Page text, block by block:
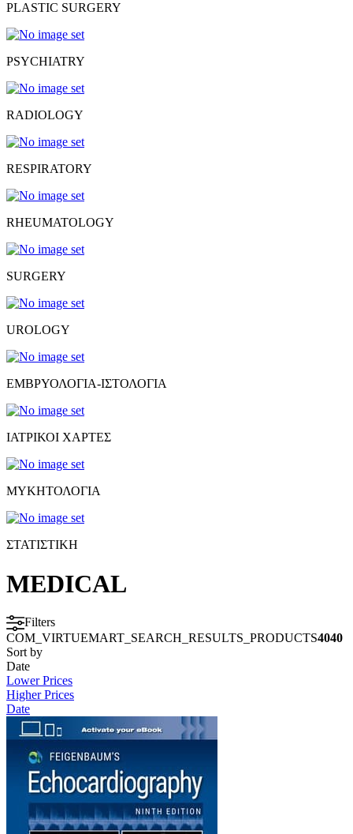
PLASTIC SURGERY
PSYCHIATRY
RADIOLOGY
RESPIRATORY
RHEUMATOLOGY
SURGERY
UROLOGY
ΕΜΒΡΥΟΛΟΓΙΑ-ΙΣΤΟΛΟΓΙΑ
ΙΑΤΡΙΚΟΙ ΧΑΡΤΕΣ
ΜΥΚΗΤΟΛΟΓΙΑ
ΣΤΑΤΙΣΤΙΚΗ
MEDICAL
Filters
COM_VIRTUEMART_SEARCH_RESULTS_PRODUCTS4040
Sort by
Date
Lower Prices
Higher Prices
Date